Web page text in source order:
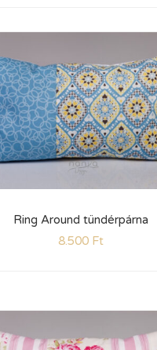
Ring Around tündérpárna
8.500 Ft